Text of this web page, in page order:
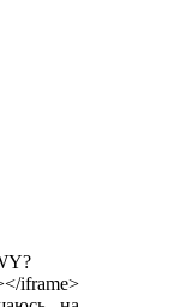
iframe>